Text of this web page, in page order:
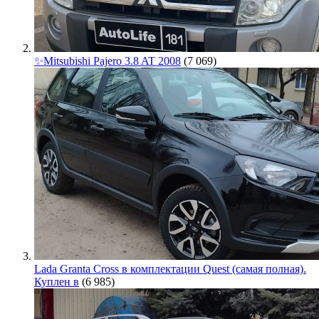
✨Mitsubishi Pajero 3.8 AT 2008 (7 069)
Lada Granta Cross в комплектации Quest (самая полная).
Куплен в (6 985)